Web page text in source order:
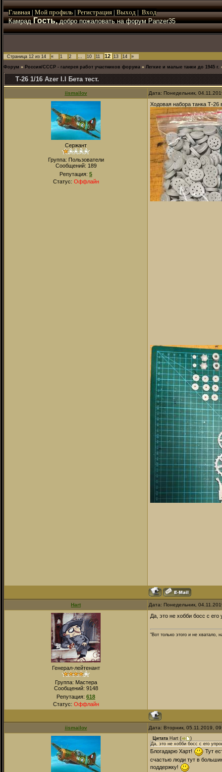
Главная | Мой профиль | Регистрация | Выход | Вход
КамрадГость,добро пожаловать на форум Panzer35
Страница 12 из 14 « 1 2 … 10 11 12 13 14 »
Форум » Россия/СССР - галерея работ участников форума » Легкие и малые танки до 1945 г.
Т-26 1/16 Azer I.I Бета тест.
iismailov Дата: Понедельник,
Сержант
Группа: Пользователи
Сообщений: 189
Репутация: 5
Статус: Оффлайн
Ходовая набора танка Т-26
Hart Дата: Понедельник,
Генерал-лейтенант
Группа: Мастера
Сообщений: 9148
Репутация: 618
Статус: Оффлайн
Да, это не хобби босс с
"Вот только этого и не
iismailov Дата: Вторник, 05.11.2019,
Цитата Hart (
)
Да, это не хобби босс с его
Блогадарю Харт!
Тут
счастью люди тут в
поддержку!